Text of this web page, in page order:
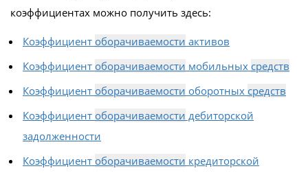
коэффициентах можно получить здесь:
Коэффициент оборачиваемости активов
Коэффициент оборачиваемости мобильных средств
Коэффициент оборачиваемости оборотных средств
Коэффициент оборачиваемости дебиторской
задолженности
Коэффициент оборачиваемости кредиторской